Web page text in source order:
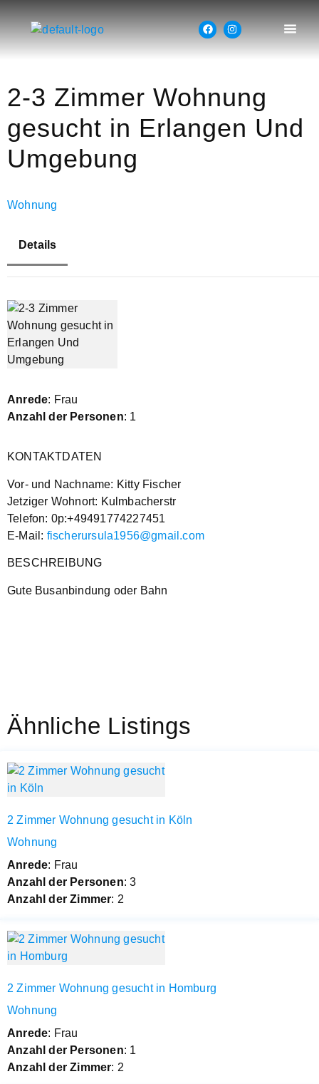
2-3 Zimmer Wohnung
gesucht in Erlangen Und
Umgebung
Wohnung
Details
Anrede: Frau
Anzahl der Personen: 1
KONTAKTDATEN
Vor- und Nachname: Kitty Fischer
Jetziger Wohnort: Kulmbacherstr
Telefon: 0p:+49491774227451
E-Mail: fischerursula1956@gmail.com
BESCHREIBUNG
Gute Busanbindung oder Bahn
Ähnliche Listings
2 Zimmer Wohnung gesucht in Köln
Wohnung
Anrede: Frau
Anzahl der Personen: 3
Anzahl der Zimmer: 2
2 Zimmer Wohnung gesucht in Homburg
Wohnung
Anrede: Frau
Anzahl der Personen: 1
Anzahl der Zimmer: 2